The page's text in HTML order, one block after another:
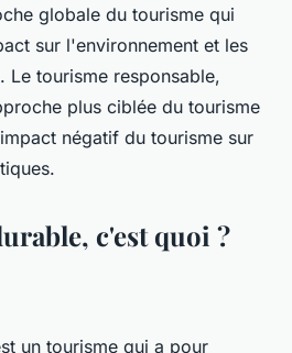
globale du tourisme qui
sur l'environnement et les
Le tourisme responsable,
plus ciblée du tourisme
négatif du tourisme sur
c'est quoi ?
un tourisme qui a pour